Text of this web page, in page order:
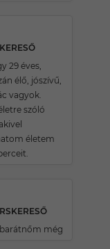
29 éves,
élő, jószívű,
vagyok.
szóló
életem
még